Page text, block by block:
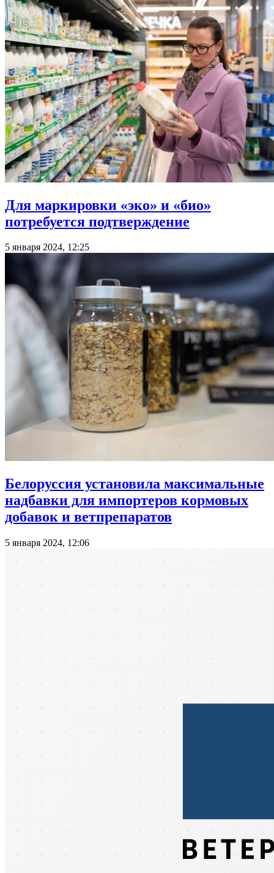
Для маркировки «эко» и «био»
потребуется подтверждение
5 января 2024, 12:25
Белоруссия установила максимальные
надбавки для импортеров кормовых
добавок и ветпрепаратов
5 января 2024, 12:06